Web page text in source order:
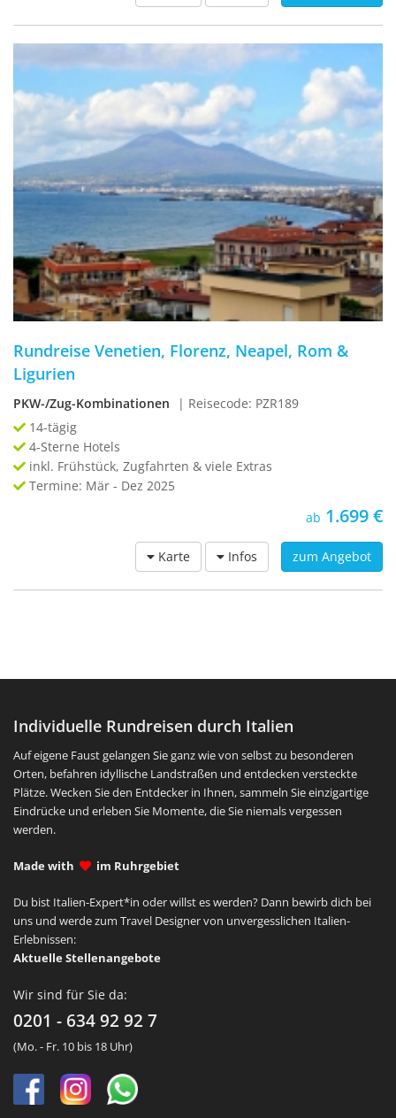
Rundreise Venetien, Florenz, Neapel, Rom &
Ligurien
PKW-/Zug-Kombinationen
| Reisecode: PZR189
14-tägig
4-Sterne Hotels
inkl. Frühstück, Zugfahrten & viele Extras
Termine: Mär - Dez 2025
ab 1.699 €
Karte Infos zum Angebot
Individuelle Rundreisen durch Italien
Auf eigene Faust gelangen Sie ganz wie von selbst zu besonderen
Orten, befahren idyllische Landstraßen und entdecken versteckte
Plätze. Wecken Sie den Entdecker in Ihnen, sammeln Sie einzigartige
Eindrücke und erleben Sie Momente, die Sie niemals vergessen
werden.
Made with im Ruhrgebiet
Du bist Italien-Expert*in oder willst es werden? Dann bewirb dich bei
uns und werde zum Travel Designer von unvergesslichen Italien-
Erlebnissen:
Aktuelle Stellenangebote
Wir sind für Sie da:
0201 - 634 92 92 7
(Mo. - Fr. 10 bis 18 Uhr)